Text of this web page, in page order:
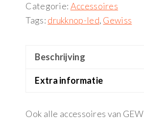
Categorie: Accessoires
Tags: drukknop-led, Gewiss
Beschrijving
Extra informatie
Ook alle accessoires van